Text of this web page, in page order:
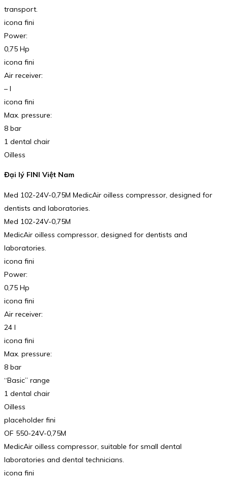
transport.
icona fini
Power:
0,75 Hp
icona fini
Air receiver:
– l
icona fini
Max. pressure:
8 bar
1 dental chair
Oilless
Đại lý FINI Việt Nam
Med 102-24V-0,75M MedicAir oilless compressor, designed for
dentists and laboratories.
Med 102-24V-0,75M
MedicAir oilless compressor, designed for dentists and
laboratories.
icona fini
Power:
0,75 Hp
icona fini
Air receiver:
24 l
icona fini
Max. pressure:
8 bar
“Basic” range
1 dental chair
Oilless
placeholder fini
OF 550-24V-0,75M
MedicAir oilless compressor, suitable for small dental
laboratories and dental technicians.
icona fini